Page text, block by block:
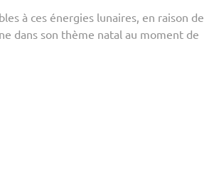
à ces énergies lunaires, en raison de
dans son thème natal au moment de